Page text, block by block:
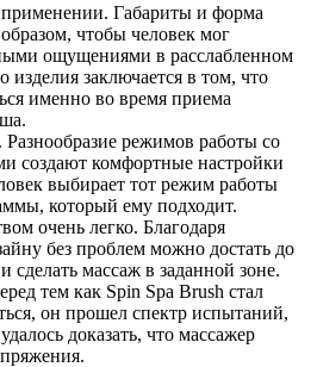
Габариты и форма
чтобы человек мог
ощущениями в расслабленном
изделия заключается в том, что
именно во время приема
режимов работы со
создают комфортные настройки
выбирает тот режим работы
который ему подходит.
очень легко. Благодаря
без проблем можно достать до
сделать массаж в заданной зоне.
тем как Spin Spa Brush стал
он прошел спектр испытаний,
доказать, что массажер